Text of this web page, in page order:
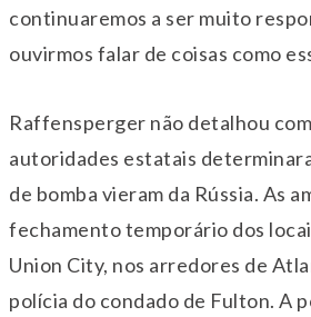
continuaremos a ser muito
ouvirmos falar de coisas como
Raffensperger não detalhou
autoridades estatais
de bomba vieram da Rússia. As
fechamento temporário dos
Union City, nos arredores de
polícia do condado de Fulton. A